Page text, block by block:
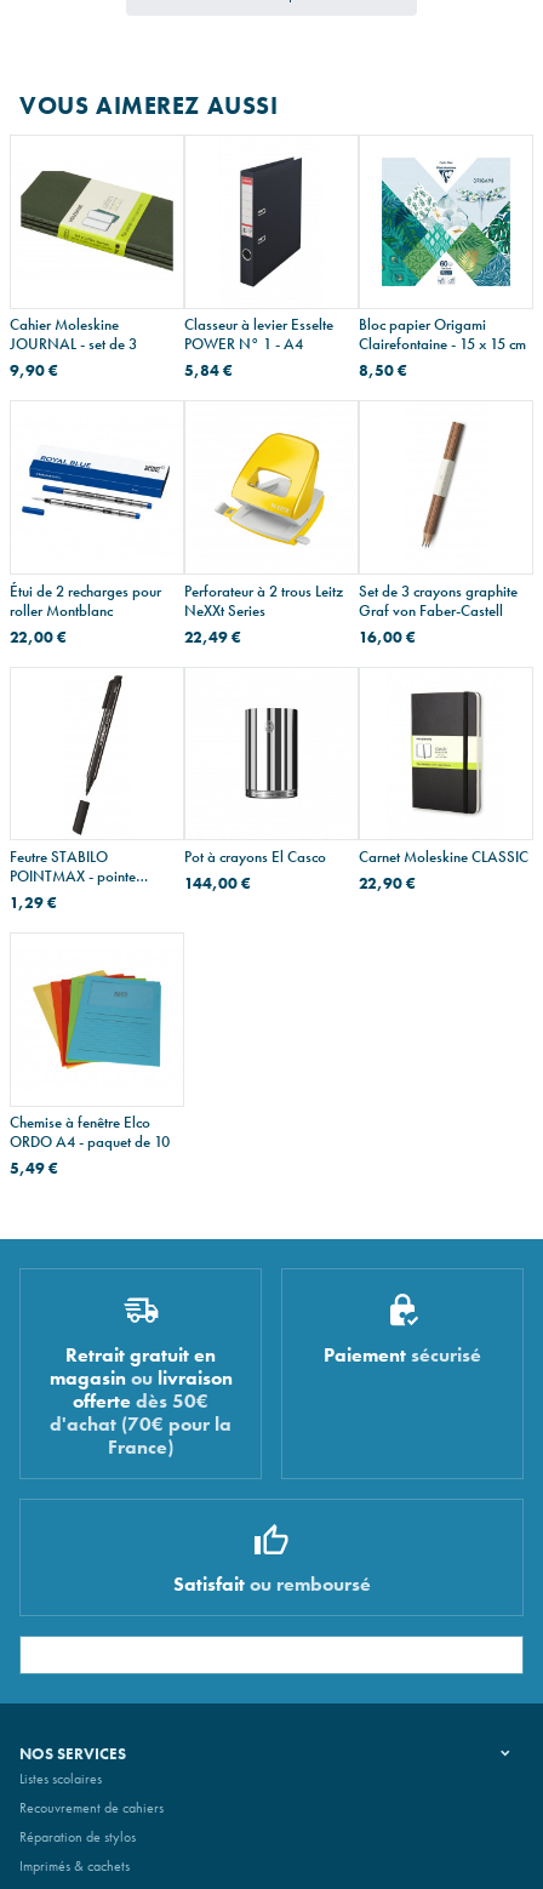
VOUS AIMEREZ AUSSI
Cahier Moleskine
JOURNAL - set de 3
9,90 €
Classeur à levier Esselte
POWER N° 1 - A4
5,84 €
Bloc papier Origami
Clairefontaine - 15 x 15 cm
8,50 €
Étui de 2 recharges pour
roller Montblanc
22,00 €
Perforateur à 2 trous Leitz
NeXXt Series
22,49 €
Set de 3 crayons graphite
Graf von Faber-Castell
16,00 €
Feutre STABILO
POINTMAX - pointe
moyenne
1,29 €
Pot à crayons El Casco
144,00 €
Carnet Moleskine CLASSIC
22,90 €
Chemise à fenêtre Elco
ORDO A4 - paquet de 10
5,49 €
Retrait gratuit en
magasinou livraison
offerte dès 50€
d'achat (70€ pour la
France)
Paiement sécurisé
Satisfaitou remboursé
NOS SERVICES
Listes scolaires
Recouvrement de cahiers
Réparation de stylos
Imprimés & cachets